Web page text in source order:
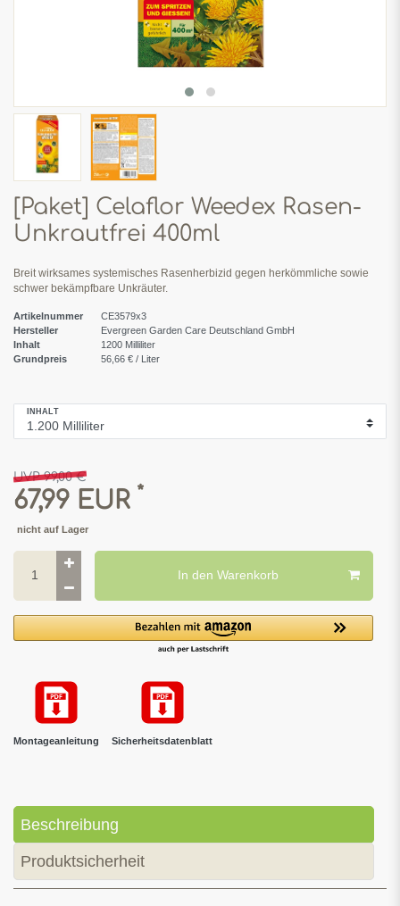
[Paket] Celaflor Weedex Rasen-
Unkrautfrei 400ml
Breit wirksames systemisches Rasenherbizid gegen herkömmliche sowie
schwer bekämpfbare Unkräuter.
Artikelnummer
CE3579x3
Hersteller
Evergreen Garden Care Deutschland GmbH
Inhalt
1200 Milliliter
Grundpreis
56,66 € / Liter
INHALT
UVP 99,00 €
67,99 EUR *
nicht auf Lager
In den Warenkorb
Montageanleitung Sicherheitsdatenblatt
Beschreibung
Produktsicherheit